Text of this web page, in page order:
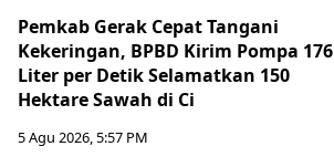
Pemkab Gerak Cepat Tangani
Kekeringan, BPBD Kirim Pompa 176
Liter per Detik Selamatkan 150
Hektare Sawah di Ci
5 Agu 2026, 5:57 PM